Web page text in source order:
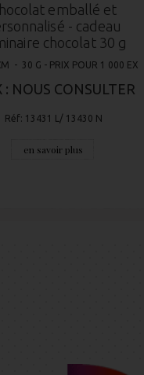
emballé et
- cadeau
chocolat 30 g
- 30 G - PRIX POUR 1 000 EX
: NOUS CONSULTER
Réf: 13431 L/ 13430 N
en savoir plus